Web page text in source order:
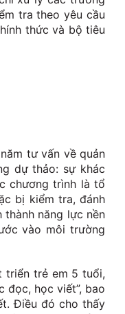
tra theo yêu cầu
thức và bộ tiêu
tư vấn về quản
dự thảo: sự khác
chương trình là tổ
bị kiểm tra, đánh
năng lực nền
vào môi trường
triển trẻ em 5 tuổi,
đọc, học viết”, bao
Điều đó cho thấy